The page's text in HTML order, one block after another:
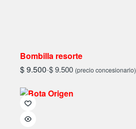
Bombilla resorte
$9.500-$9.500 (precio concesionario)